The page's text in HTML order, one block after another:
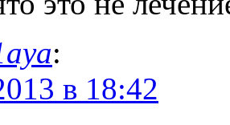
:
в 18:42